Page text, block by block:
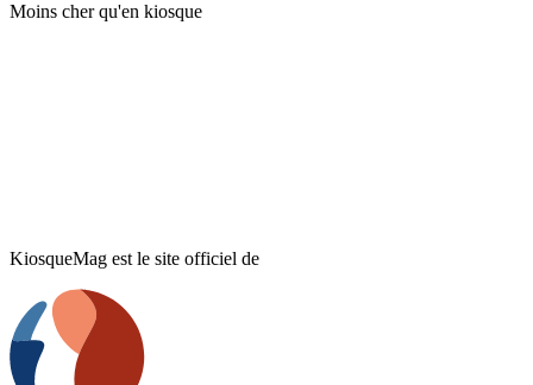
Moins cher qu'en kiosque
KiosqueMag est le site officiel de